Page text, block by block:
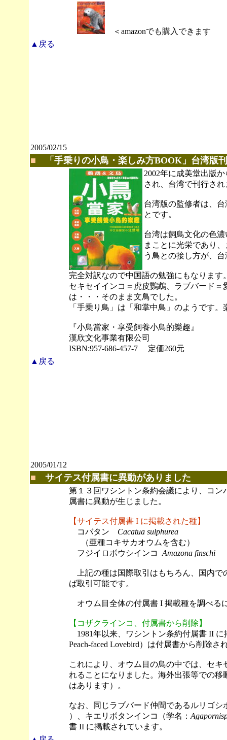
＜amazonでも購入できます
▲戻る
2005/02/15
■ 「手乗りの小鳥・楽しみ方BOOK」台湾版
2002年に成美堂出版
され、台湾で刊行さ
台湾版の監修者は、
とです。
台湾は飼鳥文化の色
まことに光栄であり
う鳥との接し方が、
完全対訳なので中国語の勉強にもなります
セキセイインコ＝虎皮鸚鵡、ラブバード
は・・・そのまま文鳥でした。
「手乗り鳥」は「和掌中鳥」のようです。
『小鳥當家・享受飼養小鳥的樂趣』
漢欣文化事業有限公司
ISBN:957-686-457-7 定価260元
▲戻る
2005/01/12
■ サイテス付属書に異動がありました
第１３回ワシントン条約会議により、コン
属書に異動が生じました。
【サイテス付属書 I に掲載された種】
コバタン Cacatua sulphurea
（亜種コキサカオウムを含む）
フジイロボウシインコ Amazona finschi
上記の種は国際取引はもちろん、国内で
ば取引可能です。
オウム目全体の付属書 I 掲載種を調べる
【コザクラインコ、付属書から削除】
1981年以来、ワシントン条約付属書 II
Peach-faced Lovebird）は付属書から削除さ
これにより、オウム目の鳥の中では、セ
れることになりました。海外出張等での
はあります）。
なお、同じラブバード仲間であるルリゴシ
）、キエリボタンインコ（学名：
書 II に掲載されています。